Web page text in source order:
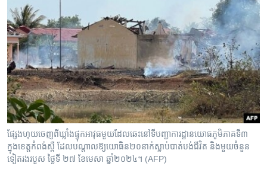
និង​
ចូល​
ទៅ​
ទំព័រ​
រចនា
សម្ព័ន្ធ​
រំលង​
និង​
ចូល​
ទៅ​
កាន់​
ទូរទស្សន៍ / វីដេអូ​
វិទ្យុ / ផតខាសថ៍
កម្មវិធីទាំងអស់
Khmer English
បណ្តាញ​សង្គម
ផ្សែង​ហុយ​ចេញ​ពី​ឃ្លាំង​ផ្ទុក​អាវុធ​​មួយដែល​ឆេះ​នៅ​ទី​បញ្ជាការ​ដ្ឋាន​យោធ​ភូមិភាគ​ទី៣
ក្នុង​ខេត្ត​កំពង់​ស្ពឺ​ ដែល​បណ្តាល​ឱ្យ​យោធិន​២០​នាក់​ស្លាប់​បាត់​បង់​ជីវិត​ និង​មួយ​ចំនួន​
ទៀត​រង​របួស ថ្ងៃទី ២៧ ខែមេសា ឆ្នាំ២០២៤។​ (AFP)